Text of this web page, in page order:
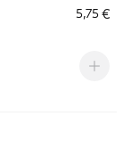
5,75 €